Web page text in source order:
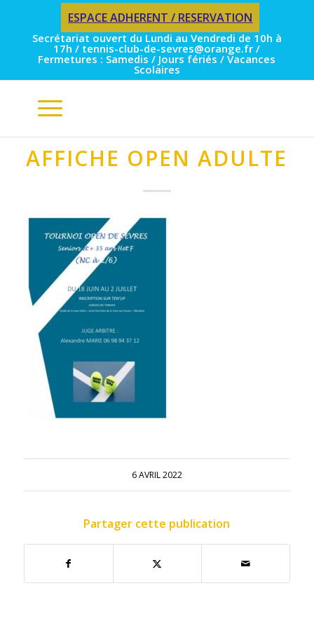
ESPACE ADHERENT / RESERVATION
Secrétariat ouvert du Lundi au Vendredi de 10h à
17h / tennis-club-de-sevres@orange.fr /
Fermetures : Samedis / Jours fériés / Vacances
Scolaires
AFFICHE OPEN ADULTE
6 AVRIL 2022
Partager cette publication